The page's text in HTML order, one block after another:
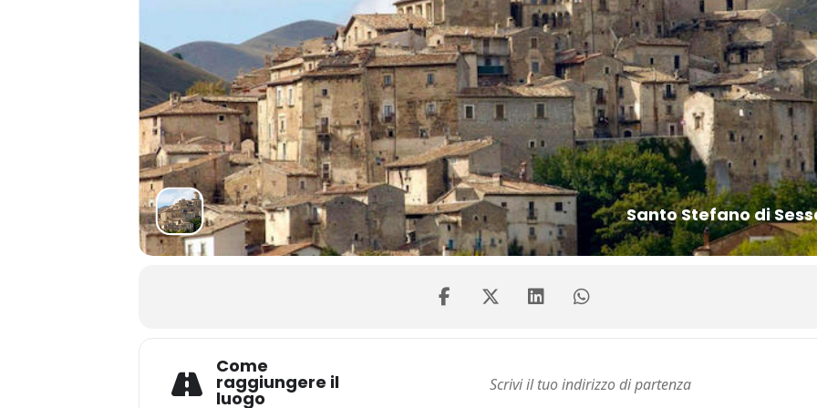
Santo Stefano di
Come
raggiungere il
luogo